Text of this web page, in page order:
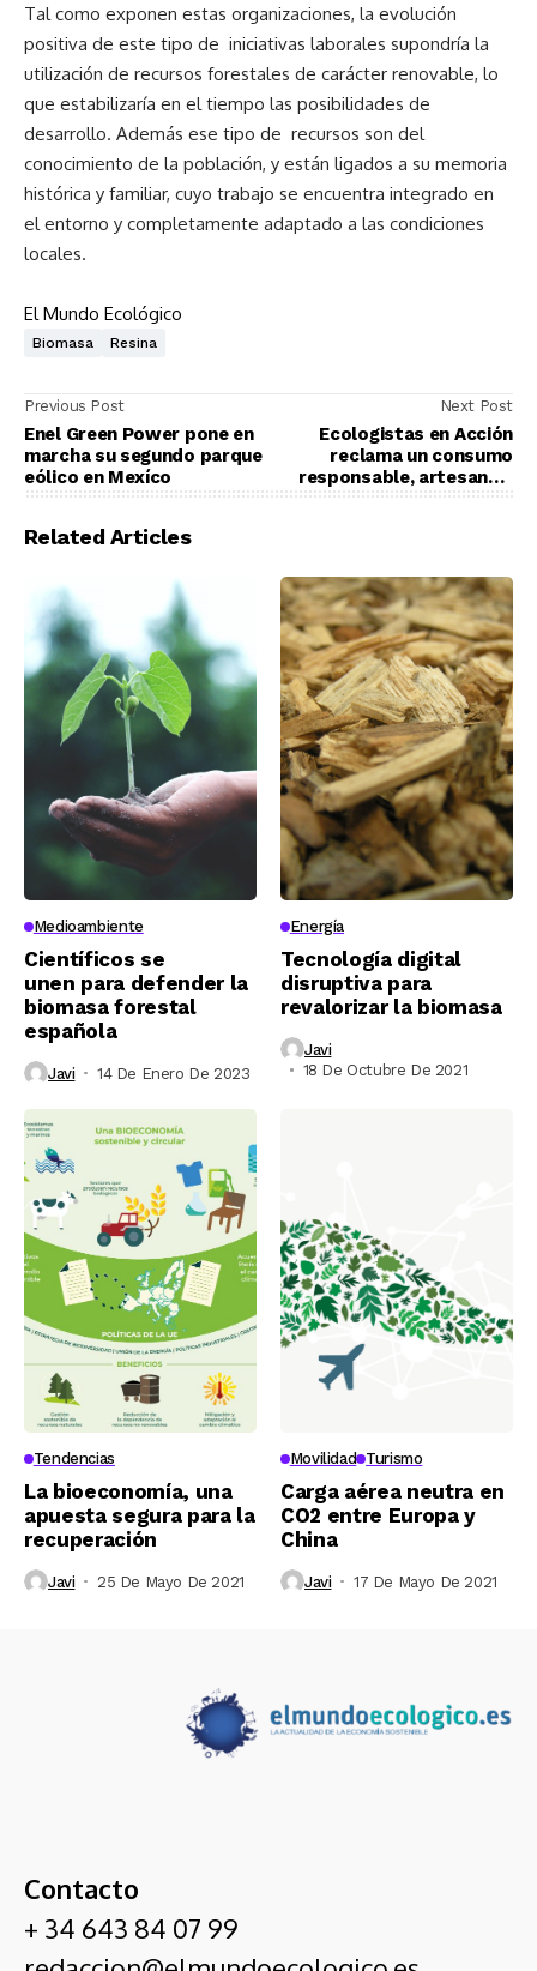
Tal como exponen estas organizaciones, la evolución
positiva de este tipo de iniciativas laborales supondría la
utilización de recursos forestales de carácter renovable, lo
que estabilizaría en el tiempo las posibilidades de
desarrollo. Además ese tipo de recursos son del
conocimiento de la población, y están ligados a su memoria
histórica y familiar, cuyo trabajo se encuentra integrado en
el entorno y completamente adaptado a las condiciones
locales.
El Mundo Ecológico
Biomasa Resina
Previous Post
Enel Green Power pone en
marcha su segundo parque
eólico en Mexíco
Next Post
Ecologistas en Acción
reclama un consumo
responsable, artesano y
Related Articles
Medioambiente
Científicos se
unen para defender la
biomasa forestal
española
Javi 14 De Enero De 2023
Energía
Tecnología digital
disruptiva para
revalorizar la biomasa
Javi
18 De Octubre De 2021
Tendencias
La bioeconomía, una
apuesta segura para la
recuperación
Javi 25 De Mayo De 2021
Movilidad Turismo
Carga aérea neutra en
CO2 entre Europa y
China
Javi 17 De Mayo De 2021
Contacto
+ 34 643 84 07 99